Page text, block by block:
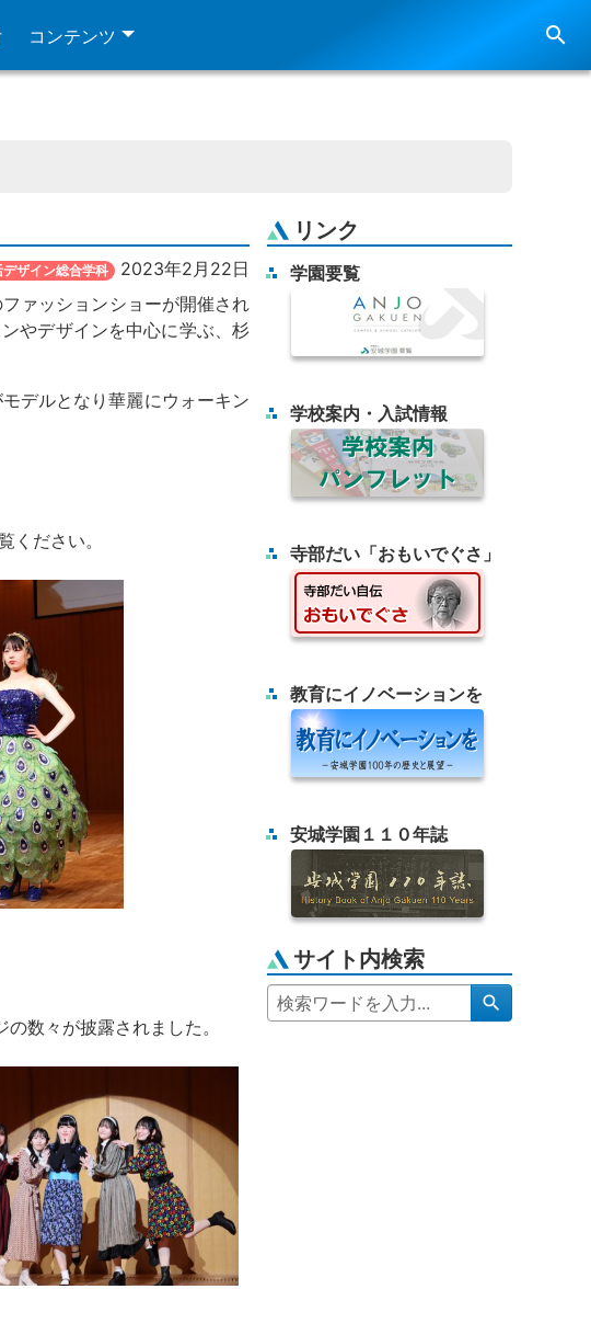
コンテンツ search
デザイン総合学科
2023年2月22日
ァッションショーが開催され
やデザインを中心に学ぶ、杉
デルとなり華麗にウォーキン
ください。
数々が披露されました。
リンク
学園要覧
学校案内・入試情報
寺部だい「おもいでぐさ」
教育にイノベーションを
安城学園１１０年誌
サイト内検索
search